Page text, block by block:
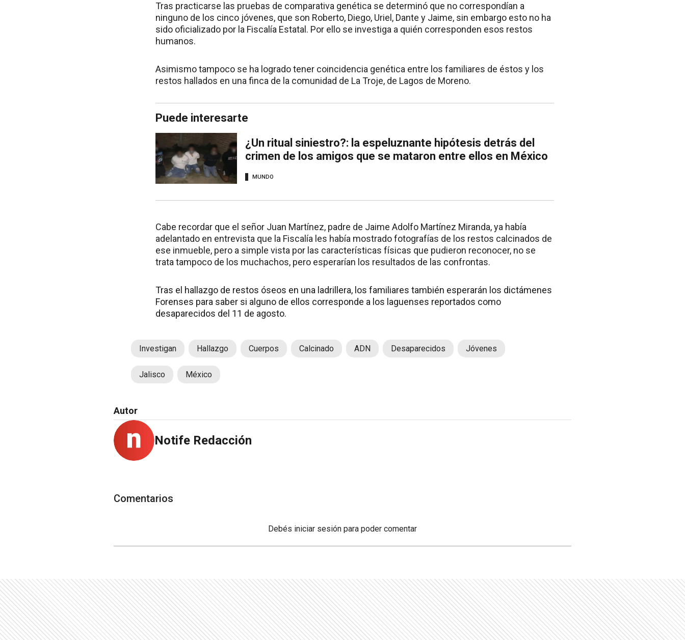
Tras practicarse las pruebas de comparativa genética se determinó que no correspondían a
ninguno de los cinco jóvenes, que son Roberto, Diego, Uriel, Dante y Jaime, sin embargo esto no ha
sido oficializado por la Fiscalía Estatal. Por ello se investiga a quién corresponden esos restos
humanos.
Asimismo tampoco se ha logrado tener coincidencia genética entre los familiares de éstos y los
restos hallados en una finca de la comunidad de La Troje, de Lagos de Moreno.
Puede interesarte
¿Un ritual siniestro?: la espeluznante hipótesis detrás del
crimen de los amigos que se mataron entre ellos en México
MUNDO
Cabe recordar que el señor Juan Martínez, padre de Jaime Adolfo Martínez Miranda, ya había
adelantado en entrevista que la Fiscalía les había mostrado fotografías de los restos calcinados de
ese inmueble, pero a simple vista por las características físicas que pudieron reconocer, no se
trata tampoco de los muchachos, pero esperarían los resultados de las confrontas.
Tras el hallazgo de restos óseos en una ladrillera, los familiares también esperarán los dictámenes
Forenses para saber si alguno de ellos corresponde a los laguenses reportados como
desaparecidos del 11 de agosto.
Investigan Hallazgo Cuerpos Calcinado ADN Desaparecidos Jóvenes
Jalisco México
Autor
Notife Redacción
Comentarios
Debés iniciar sesión para poder comentar